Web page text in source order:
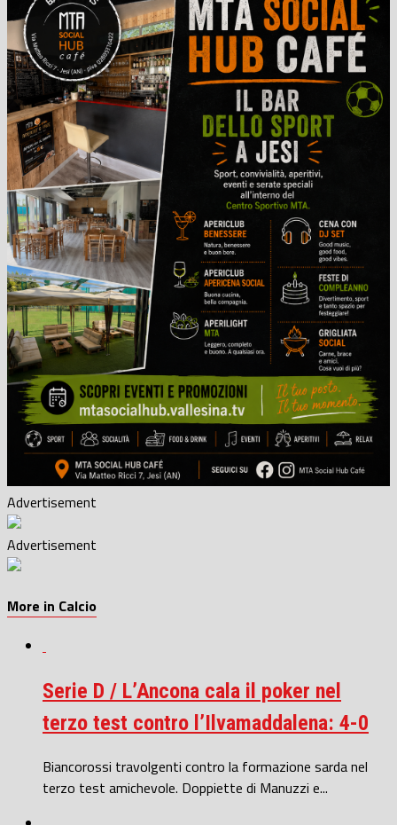
Advertisement
Advertisement
More in Calcio
Serie D / L’Ancona cala il poker nel
terzo test contro l’Ilvamaddalena: 4-0
Biancorossi travolgenti contro la formazione sarda nel
terzo test amichevole. Doppiette di Manuzzi e...